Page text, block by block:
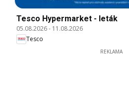
Tesco Hypermarket - leták
05.08.2026- 11.08.2026
Tesco
REKLAMA